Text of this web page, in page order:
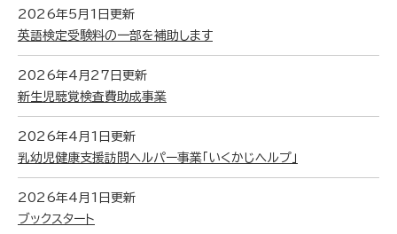
2026年5月1日更新
英語検定受験料の一部を補助します
2026年4月27日更新
新生児聴覚検査費助成事業
2026年4月1日更新
乳幼児健康支援訪問ヘルパー事業「いくかじヘルプ」
2026年4月1日更新
ブックスタート